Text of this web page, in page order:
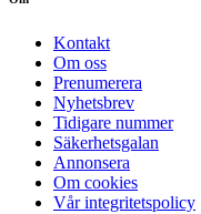
Kontakt
Om oss
Prenumerera
Nyhetsbrev
Tidigare nummer
Säkerhetsgalan
Annonsera
Om cookies
Vår integritetspolicy